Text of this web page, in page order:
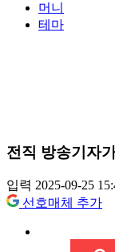
머니
테마
전직 방송기자
입력 2025-09-25
선호매체 추가